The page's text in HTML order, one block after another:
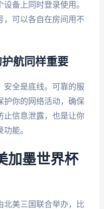
备上同时登录使用。
，可以各自在房间用不
航同样重要
安全是底线。可靠的服
护你的网络活动，确保
止信息泄露，也是让你
能。
加墨世界杯
北美三国联合举办，比